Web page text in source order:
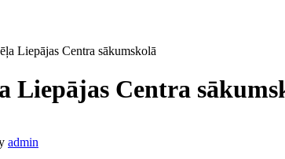
Liepājas Centra sākumskolā
Liepājas Centra
admin